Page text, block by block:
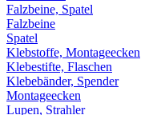
Falzbeine, Spatel
Falzbeine
Spatel
Klebstoffe, Montageecken
Klebestifte, Flaschen
Klebebänder, Spender
Montageecken
Lupen, Strahler